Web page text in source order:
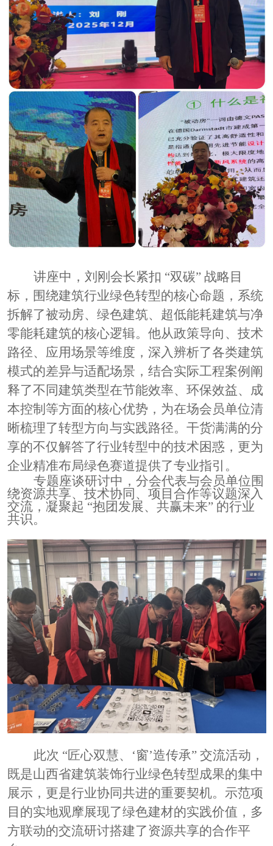
讲座中，刘刚会长紧扣 “双碳” 战略目
标，围绕建筑行业绿色转型的核心命题，系统
拆解了被动房、绿色建筑、超低能耗建筑与净
零能耗建筑的核心逻辑。他从政策导向、技术
路径、应用场景等维度，深入辨析了各类建筑
模式的差异与适配场景，结合实际工程案例阐
释了不同建筑类型在节能效率、环保效益、成
本控制等方面的核心优势，为在场会员单位清
晰梳理了转型方向与实践路径。干货满满的分
享的不仅解答了行业转型中的技术困惑，更为
企业精准布局绿色赛道提供了专业指引。
专题座谈研讨中，分会代表与会员单位围
绕资源共享、技术协同、项目合作等议题深入
交流，凝聚起 “抱团发展、共赢未来” 的行业
共识。
此次 “匠心双慧、‘窗’造传承” 交流活动，
既是山西省建筑装饰行业绿色转型成果的集中
展示，更是行业协同共进的重要契机。示范项
目的实地观摩展现了绿色建材的实践价值，多
方联动的交流研讨搭建了资源共享的合作平